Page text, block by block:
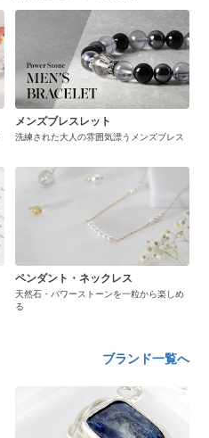
メンズブレスレット
洗練された大人の雰囲気漂うメンズブレス
ペンダント・ネックレス
天然石・パワーストーンを一粒から楽しめ
る
ブランド一覧へ